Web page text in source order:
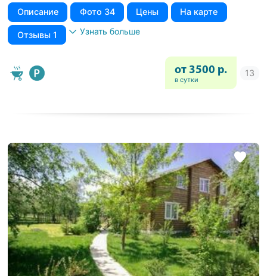
Описание Фото 34 Цены На карте
Отзывы 1 Узнать больше
от 3500 р.
в сутки